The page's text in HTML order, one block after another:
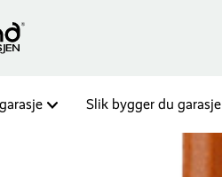
Slik bygger du garasje